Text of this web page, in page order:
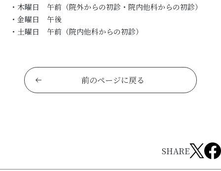
・木曜日 午前（院外からの初診・院内他科からの初診）
・金曜日 午後
・土曜日 午前（院内他科からの初診）
前のページに戻る
SHARE